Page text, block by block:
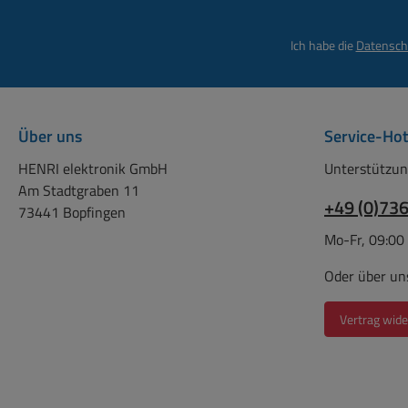
Ich habe die
Über uns
HENRI elektronik GmbH
Am Stadtgraben 11
73441 Bopfingen
Service-
+49
Mo-Fr,
Oder über
Vertrag